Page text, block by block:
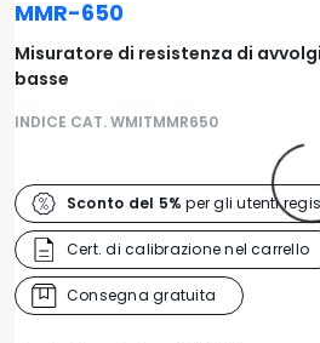
MMR-650
Misuratore di resistenza di
basse
INDICE CAT. WMITMMR650
Sconto del 5% per gli utenti
Cert. di calibrazione nel carrello
Consegna gratuita